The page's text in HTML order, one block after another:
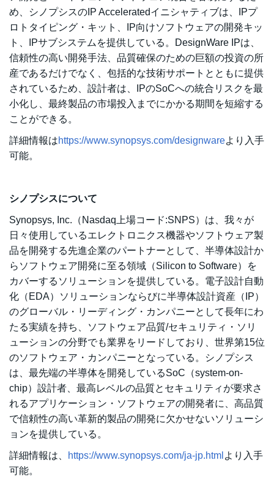
め、シノプシスのIP Acceleratedイニシャティブは、IPプ
ロトタイピング・キット、IP向けソフトウェアの開発キッ
ト、IPサブシステムを提供している。DesignWare IPは、
信頼性の高い開発手法、品質確保のための巨額の投資の所
産であるだけでなく、包括的な技術サポートとともに提供
されているため、設計者は、IPのSoCへの統合リスクを最
小化し、最終製品の市場投入までにかかる期間を短縮する
ことができる。
詳細情報はhttps://www.synopsys.com/designwareより入手
可能。
シノプシスについて
Synopsys, Inc.（Nasdaq上場コード:SNPS）は、我々が
日々使用しているエレクトロニクス機器やソフトウェア製
品を開発する先進企業のパートナーとして、半導体設計か
らソフトウェア開発に至る領域（Silicon to Software）を
カバーするソリューションを提供している。電子設計自動
化（EDA）ソリューションならびに半導体設計資産（IP）
のグローバル・リーディング・カンパニーとして長年にわ
たる実績を持ち、ソフトウェア品質/セキュリティ・ソリ
ューションの分野でも業界をリードしており、世界第15位
のソフトウェア・カンパニーとなっている。シノプシス
は、最先端の半導体を開発しているSoC（system-on-
chip）設計者、最高レベルの品質とセキュリティが要求さ
れるアプリケーション・ソフトウェアの開発者に、高品質
で信頼性の高い革新的製品の開発に欠かせないソリューシ
ョンを提供している。
詳細情報は、 https://www.synopsys.com/ja-jp.html より入手
可能。